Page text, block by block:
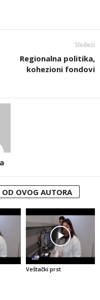
Sledeći
Regionalna politika,
kohezioni fondovi
OD OVOG AUTORA
Veštački prst